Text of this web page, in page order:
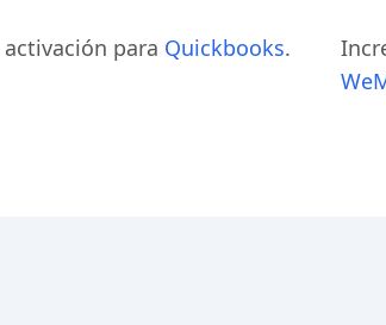
para Quickbooks.